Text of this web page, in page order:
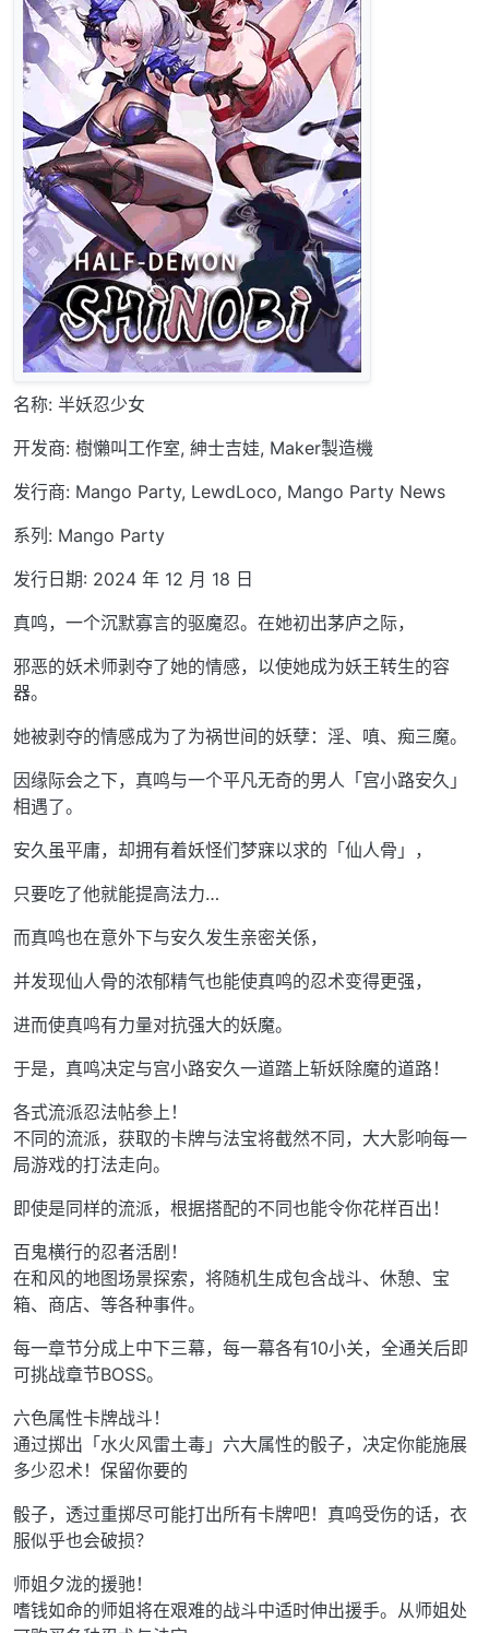
名称: 半妖忍少女
开发商: 樹懶叫工作室, 紳士吉娃, Maker製造機
发行商: Mango Party, LewdLoco, Mango Party News
系列: Mango Party
发行日期: 2024 年 12 月 18 日
真鸣，一个沉默寡言的驱魔忍。在她初出茅庐之际，
邪恶的妖术师剥夺了她的情感，以使她成为妖王转生的容
器。
她被剥夺的情感成为了为祸世间的妖孽：淫、嗔、痴三魔。
因缘际会之下，真鸣与一个平凡无奇的男人「宫小路安久」
相遇了。
安久虽平庸，却拥有着妖怪们梦寐以求的「仙人骨」，
只要吃了他就能提高法力…
而真鸣也在意外下与安久发生亲密关係，
并发现仙人骨的浓郁精气也能使真鸣的忍术变得更强，
进而使真鸣有力量对抗强大的妖魔。
于是，真鸣决定与宫小路安久一道踏上斩妖除魔的道路！
各式流派忍法帖参上！
不同的流派，获取的卡牌与法宝将截然不同，大大影响每一
局游戏的打法走向。
即使是同样的流派，根据搭配的不同也能令你花样百出！
百鬼横行的忍者活剧！
在和风的地图场景探索，将随机生成包含战斗、休憩、宝
箱、商店、等各种事件。
每一章节分成上中下三幕，每一幕各有10小关，全通关后即
可挑战章节BOSS。
六色属性卡牌战斗！
通过掷出「水火风雷土毒」六大属性的骰子，决定你能施展
多少忍术！保留你要的
骰子，透过重掷尽可能打出所有卡牌吧！真鸣受伤的话，衣
服似乎也会破损？
师姐夕泷的援驰！
嗜钱如命的师姐将在艰难的战斗中适时伸出援手。从师姐处